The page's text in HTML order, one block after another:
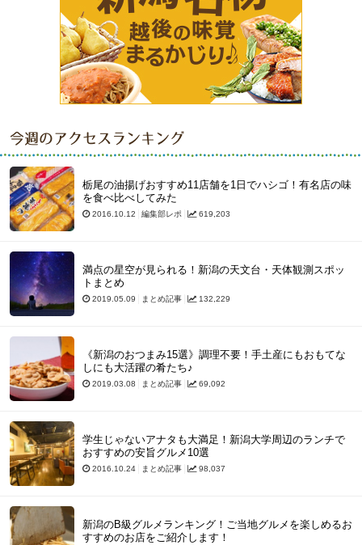
今週のアクセスランキング
栃尾の油揚げおすすめ11店舗を1日でハシゴ！有名店の味
を食べ比べしてみた
2016.10.12 編集部レポ 619,203
満点の星空が見られる！新潟の天文台・天体観測スポッ
トまとめ
2019.05.09 まとめ記事 132,229
《新潟のおつまみ15選》調理不要！手土産にもおもてな
しにも大活躍の肴たち♪
2019.03.08 まとめ記事 69,092
学生じゃないアナタも大満足！新潟大学周辺のランチで
おすすめの安旨グルメ10選
2016.10.24 まとめ記事 98,037
新潟のB級グルメランキング！ご当地グルメを楽しめるお
すすめのお店をご紹介します！